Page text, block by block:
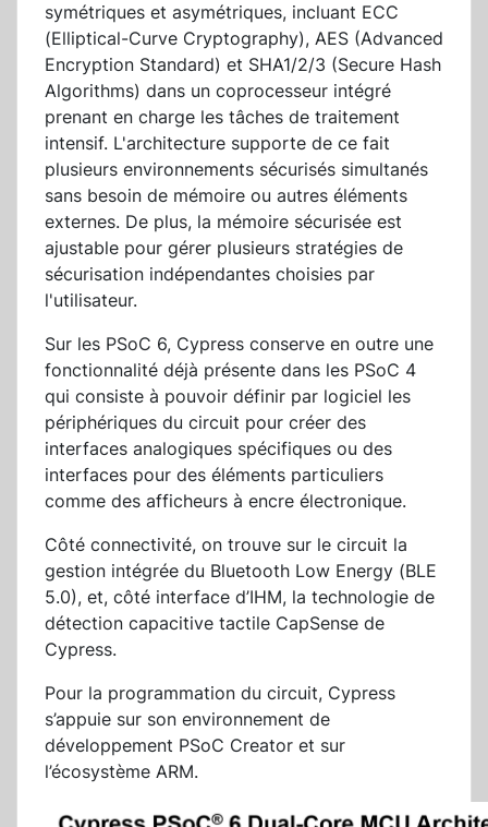
symétriques et asymétriques, incluant ECC
(Elliptical-Curve Cryptography), AES (Advanced
Encryption Standard) et SHA1/2/3 (Secure Hash
Algorithms) dans un coprocesseur intégré
prenant en charge les tâches de traitement
intensif. L'architecture supporte de ce fait
plusieurs environnements sécurisés simultanés
sans besoin de mémoire ou autres éléments
externes. De plus, la mémoire sécurisée est
ajustable pour gérer plusieurs stratégies de
sécurisation indépendantes choisies par
l'utilisateur.
Sur les PSoC 6, Cypress conserve en outre une
fonctionnalité déjà présente dans les PSoC 4
qui consiste à pouvoir définir par logiciel les
périphériques du circuit pour créer des
interfaces analogiques spécifiques ou des
interfaces pour des éléments particuliers
comme des afficheurs à encre électronique.
Côté connectivité, on trouve sur le circuit la
gestion intégrée du Bluetooth Low Energy (BLE
5.0), et, côté interface d’IHM, la technologie de
détection capacitive tactile CapSense de
Cypress.
Pour la programmation du circuit, Cypress
s’appuie sur son environnement de
développement PSoC Creator et sur
l’écosystème ARM.